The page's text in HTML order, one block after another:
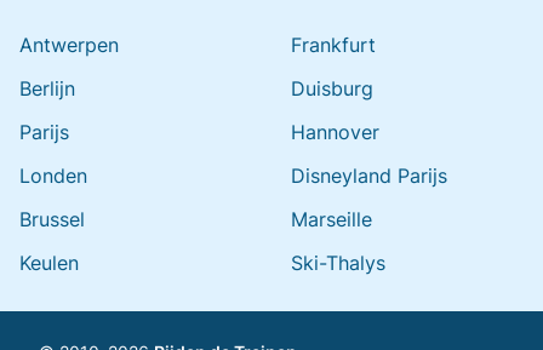
Antwerpen
Berlijn
Parijs
Londen
Brussel
Keulen
Frankfurt
Duisburg
Hannover
Disneyland Parijs
Marseille
Ski-Thalys